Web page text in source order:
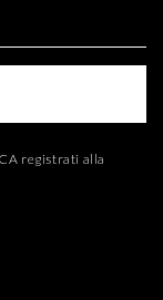
registrati alla